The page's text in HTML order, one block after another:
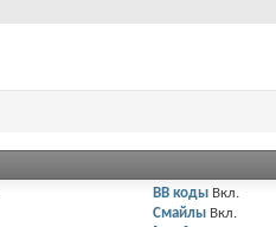
BB коды Вкл.
Смайлы Вкл.